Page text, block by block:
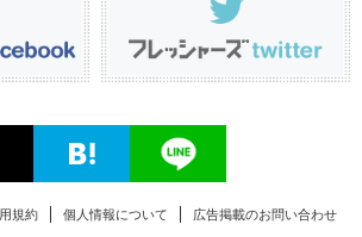
規約 個人情報について 広告掲載のお問い合わせ